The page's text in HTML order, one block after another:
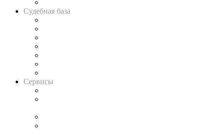
Судебная база
Сервисы